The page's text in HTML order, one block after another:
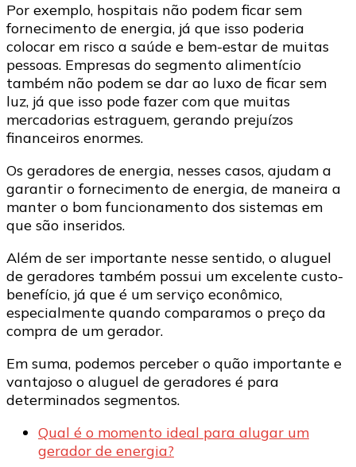
Por exemplo, hospitais não podem ficar sem
fornecimento de energia, já que isso poderia
colocar em risco a saúde e bem-estar de muitas
pessoas. Empresas do segmento alimentício
também não podem se dar ao luxo de ficar sem
luz, já que isso pode fazer com que muitas
mercadorias estraguem, gerando prejuízos
financeiros enormes.
Os geradores de energia, nesses casos, ajudam a
garantir o fornecimento de energia, de maneira a
manter o bom funcionamento dos sistemas em
que são inseridos.
Além de ser importante nesse sentido, o aluguel
de geradores também possui um excelente custo-
benefício, já que é um serviço econômico,
especialmente quando comparamos o preço da
compra de um gerador.
Em suma, podemos perceber o quão importante e
vantajoso o aluguel de geradores é para
determinados segmentos.
Qual é o momento ideal para alugar um
gerador de energia?